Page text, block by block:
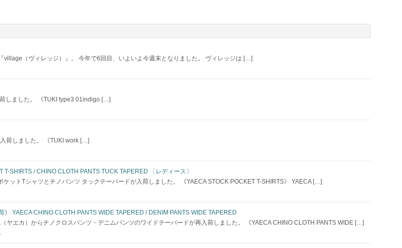
（ヴィレッジ）』。 今年で6回目、いよいよ今週末となりました。 ヴィレッジは […]
しました。 《TUKI type3 01indigo […]
荷しました。 《TUKI work […]
T-SHIRTS / CHINO CLOTH PANTS TUCK TAPERED 〔レディース〕
ケットTシャツとチノパンツ タックテーパードが入荷しました。 《YAECA STOCK POCKET T-SHIRTS》 YAECA […]
荷》 YAECA CHINO CLOTH PANTS WIDE TAPERED / DENIM PANTS WIDE TAPERED
ヤエカ）からチノクロスパンツ・デニムパンツのワイドテーパードが再入荷しました。 《YAECA CHINO CLOTH PANTS WIDE […]